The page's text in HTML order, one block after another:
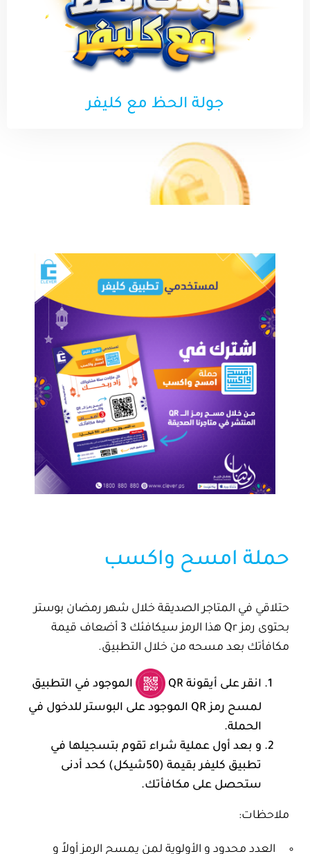
جولة الحظ مع كليفر
حملة امسح واكسب
حتلاقي في المتاجر الصديقة خلال شهر رمضان بوستر
بحتوى رمز Qr هذا الرمز سيكافئك 3 أضعاف قيمة
مكافأتك بعد مسحه من خلال التطبيق.
انقر على أيقونة QR
الموجود في التطبيق
لمسح رمز QR الموجود على البوستر للدخول في
الحملة.
و بعد أول عملية شراء تقوم بتسجيلها في
تطبيق كليفر بقيمة (50شيكل) كحد أدنى
ستحصل على مكافأتك.
ملاحظات:
العدد محدود و الأولوية لمن يمسح الرمز أولاً و